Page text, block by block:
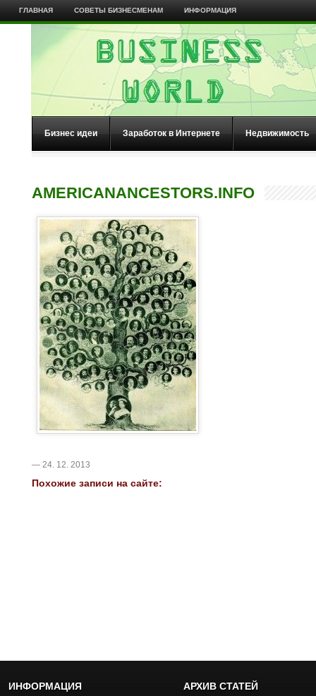
ГЛАВНАЯ СОВЕТЫ БИЗНЕСМЕНАМ ИНФОРМАЦИЯ
Бизнес идеи Заработок в Интернете Недвижимость
AMERICANANCESTORS.INFO
— 24. 12. 2013
Похожие записи на сайте:
ИНФОРМАЦИЯ АРХИВ СТАТЕЙ